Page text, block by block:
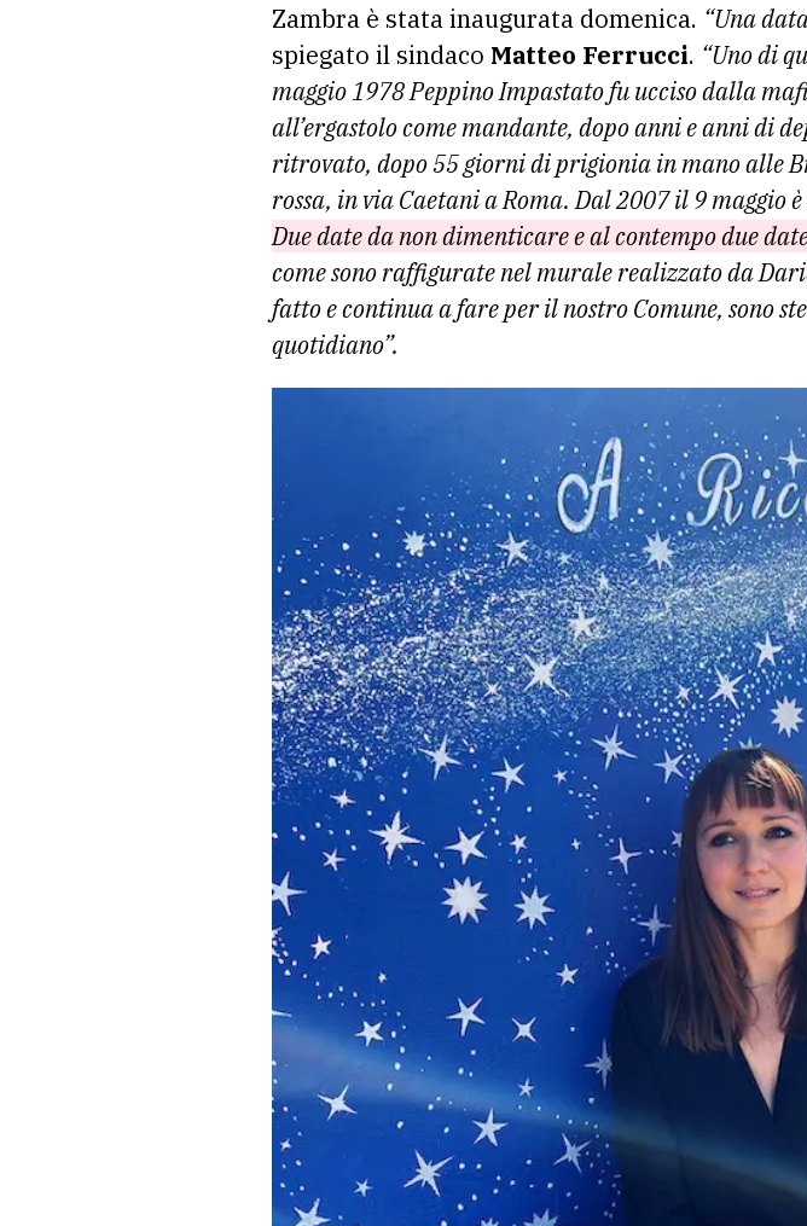
Zambra è stata inaugurata domenica. “Una
spiegato il sindaco Matteo Ferrucci. “Uno di
maggio 1978 Peppino Impastato fu ucciso dalla
all’ergastolo come mandante, dopo anni e anni di
ritrovato, dopo 55 giorni di prigionia in mano alle
rossa, in via Caetani a Roma. Dal 2007 il 9
Due date da non dimenticare e al contempo due
come sono raffigurate nel murale realizzato da
fatto e continua a fare per il nostro Comune, sono
quotidiano”.